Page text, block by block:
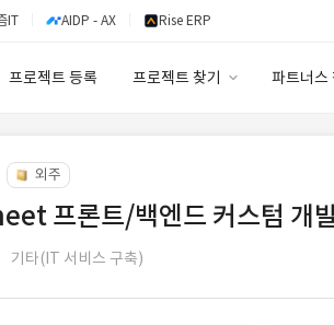
IT AIDP - AX Rise ERP
프로젝트 등록 프로젝트 찾기 파트너스
외주
프론트/백엔드 커스텀 개
기타(IT 서비스 구축)